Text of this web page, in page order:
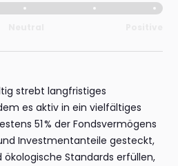
strebt langfristiges
es aktiv in ein vielfältiges
51 % der Fondsvermögens
Investmentanteile gesteckt,
ökologische Standards erfüllen,